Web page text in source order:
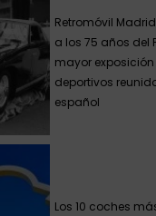
Retromóvil
a los 75 años del
mayor
deportivos
español
Los 10 coches